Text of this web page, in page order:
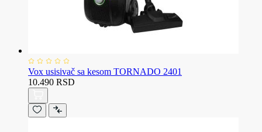
Vox usisivač sa kesom TORNADO 2401
10.490 RSD